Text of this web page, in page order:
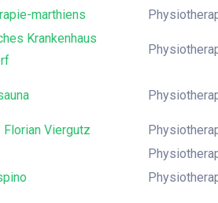
marthiens
Krankenhaus
Viergutz